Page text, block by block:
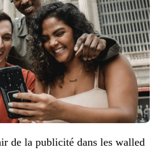
de la publicité dans les walled